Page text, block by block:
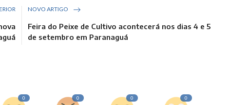
NOVO ARTIGO
Feira do Peixe de Cultivo acontecerá nos dias 4 e 5
de setembro em Paranaguá
0 0 0 0